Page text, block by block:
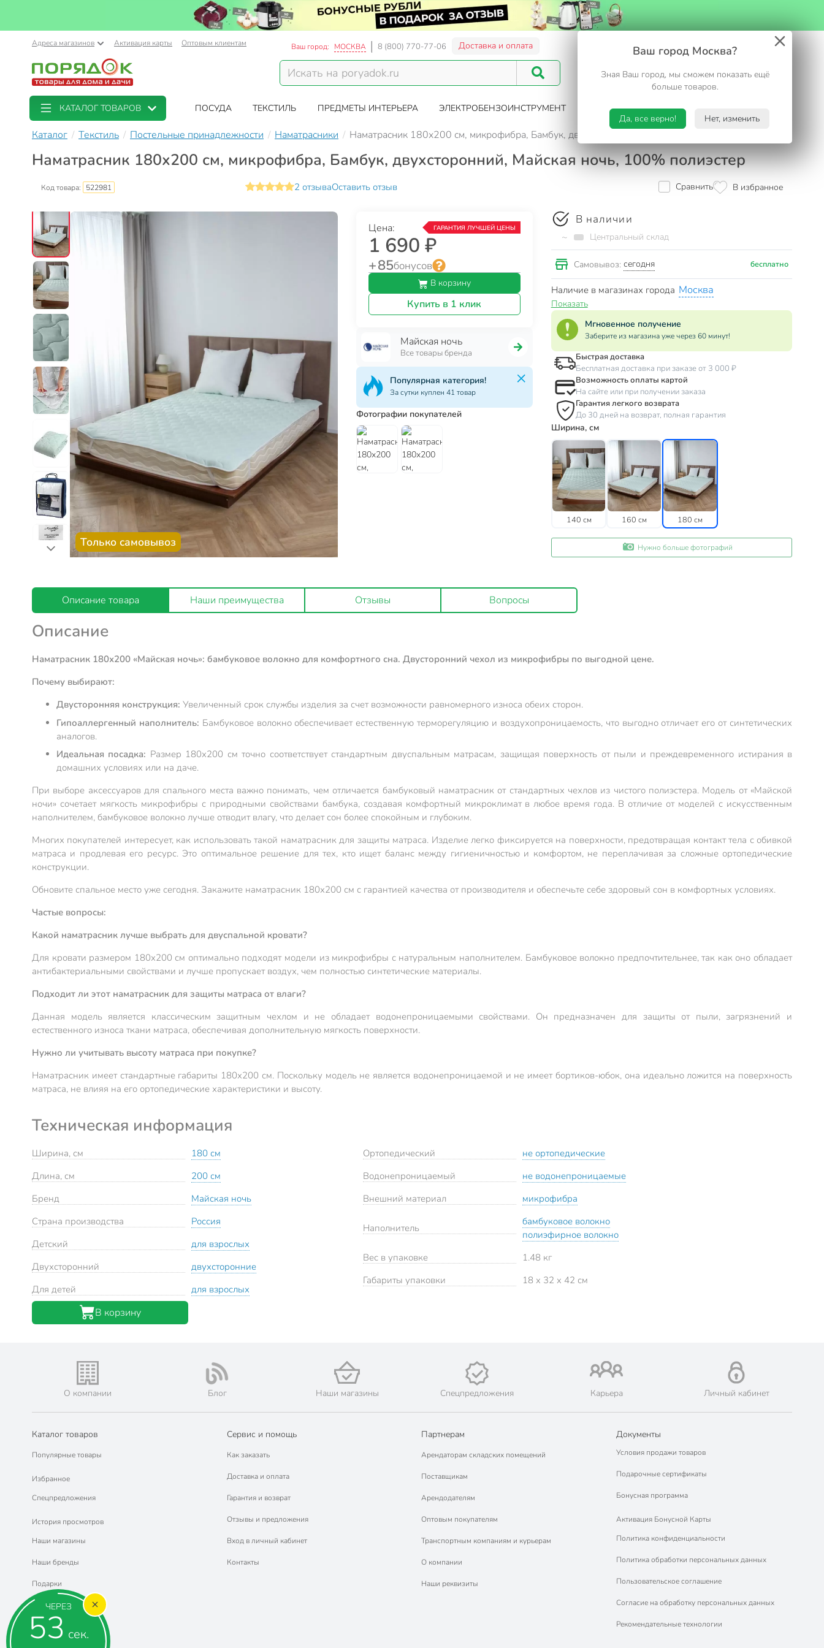
ЧЕРЕЗ
53 сек.
Ваш город Москва?
Зная Ваш город, мы сможем показать ещё
больше товаров.
Да, все верно! Нет, изменить
Адреса магазинов Активация карты Оптовым клиентам Ваш город: МОСКВА 8 (800) 770-77-06 Доставка и оплата
Корзина
КАТАЛОГ ТОВАРОВ ПОСУДА ТЕКСТИЛЬ ПРЕДМЕТЫ ИНТЕРЬЕРА ЭЛЕКТРОБЕНЗОИНСТРУМЕНТ САД И ОГОРОД ТУРИЗМ. ОТДЫХ НА ДАЧЕ
Каталог Текстиль Постельные принадлежности Наматрасники Наматрасник 180х200 см, микрофибра, Бамбук, двухсторонний, Майская ночь, 100% полиэстер
Наматрасник 180х200 см, микрофибра, Бамбук, двухсторонний, Майская ночь, 100% полиэстер
Код товара: 522981 2 отзываОставить отзыв Сравнить В избранное
Только самовывоз
ГАРАНТИЯ ЛУЧШЕЙ ЦЕНЫ
Цена:
1 690 ₽
+ 85бонусов
В корзину
Купить в 1 клик
Майская ночь
Все товары бренда
Популярная категория!
За сутки куплен 41 товар
Фотографии покупателей
В наличии
~ Центральный склад
Самовывоз: сегодня бесплатно
Наличие в магазинах города Москва
Показать
Мгновенное получение
Заберите из магазина уже через 60 минут!
Быстрая доставка
Бесплатная доставка при заказе от 3 000 ₽
Возможность оплаты картой
На сайте или при получении заказа
Гарантия легкого возврата
До 30 дней на возврат, полная гарантия
Ширина, см
140 см 160 см 180 см
Нужно больше фотографий
Описание товара Наши преимущества Отзывы Вопросы
Описание
Наматрасник 180х200 «Майская ночь»: бамбуковое волокно для комфортного сна. Двусторонний чехол из микрофибры по выгодной цене.
Почему выбирают:
Двусторонняя конструкция: Увеличенный срок службы изделия за счет возможности равномерного износа обеих сторон.
Гипоаллергенный наполнитель: Бамбуковое волокно обеспечивает естественную терморегуляцию и воздухопроницаемость, что выгодно отличает его от синтетических
аналогов.
Идеальная посадка: Размер 180х200 см точно соответствует стандартным двуспальным матрасам, защищая поверхность от пыли и преждевременного истирания в
домашних условиях или на даче.
При выборе аксессуаров для спального места важно понимать, чем отличается бамбуковый наматрасник от стандартных чехлов из чистого полиэстера. Модель от «Майской
ночи» сочетает мягкость микрофибры с природными свойствами бамбука, создавая комфортный микроклимат в любое время года. В отличие от моделей с искусственным
наполнителем, бамбуковое волокно лучше отводит влагу, что делает сон более спокойным и глубоким.
Многих покупателей интересует, как использовать такой наматрасник для защиты матраса. Изделие легко фиксируется на поверхности, предотвращая контакт тела с обивкой
матраса и продлевая его ресурс. Это оптимальное решение для тех, кто ищет баланс между гигиеничностью и комфортом, не переплачивая за сложные ортопедические
конструкции.
Обновите спальное место уже сегодня. Закажите наматрасник 180х200 см с гарантией качества от производителя и обеспечьте себе здоровый сон в комфортных условиях.
Частые вопросы:
Какой наматрасник лучше выбрать для двуспальной кровати?
Для кровати размером 180х200 см оптимально подходят модели из микрофибры с натуральным наполнителем. Бамбуковое волокно предпочтительнее, так как оно обладает
антибактериальными свойствами и лучше пропускает воздух, чем полностью синтетические материалы.
Подходит ли этот наматрасник для защиты матраса от влаги?
Данная модель является классическим защитным чехлом и не обладает водонепроницаемыми свойствами. Он предназначен для защиты от пыли, загрязнений и
естественного износа ткани матраса, обеспечивая дополнительную мягкость поверхности.
Нужно ли учитывать высоту матраса при покупке?
Наматрасник имеет стандартные габариты 180х200 см. Поскольку модель не является водонепроницаемой и не имеет бортиков-юбок, она идеально ложится на поверхность
матраса, не влияя на его ортопедические характеристики и высоту.
Техническая информация
Ширина, см
180 см
Длина, см
200 см
Бренд
Майская ночь
Страна производства
Россия
Детский
для взрослых
Двухсторонний
двухсторонние
Для детей
для взрослых
Ортопедический
не ортопедические
Водонепроницаемый
не водонепроницаемые
Внешний материал
микрофибра
Наполнитель
бамбуковое волокно
полиэфирное волокно
Вес в упаковке
1.48 кг
Габариты упаковки
18 x 32 x 42 см
В корзину
О компании Блог Наши магазины Спецпредложения Карьера Личный кабинет
Каталог товаров
Популярные товары
Избранное
Спецпредложения
История просмотров
Наши магазины
Наши бренды
Подарки
Сервис и помощь
Как заказать
Доставка и оплата
Гарантия и возврат
Отзывы и предложения
Вход в личный кабинет
Контакты
Партнерам
Арендаторам складских помещений
Поставщикам
Арендодателям
Оптовым покупателям
Транспортным компаниям и курьерам
О компании
Наши реквизиты
Документы
Условия продажи товаров
Подарочные сертификаты
Бонусная программа
Активация Бонусной Карты
Политика конфиденциальности
Политика обработки персональных данных
Пользовательское соглашение
Согласие на обработку персональных данных
Рекомендательные технологии